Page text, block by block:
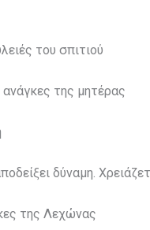
του σπιτιού
ανάγκες της μητέρας
δύναμη.
της Λεχώνας